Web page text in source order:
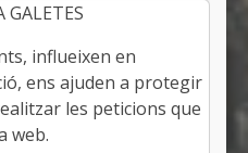
influeixen en
ens ajuden a protegir
les peticions que
web.